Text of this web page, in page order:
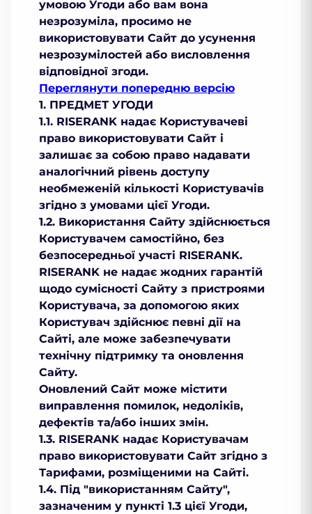
умовою Угоди або вам вона
незрозуміла, просимо не
використовувати Сайт до усунення
незрозумілостей або висловлення
відповідної згоди.
Переглянути попередню версію
1. ПРЕДМЕТ УГОДИ
1.1. RISERANK надає Користувачеві
право використовувати Сайт і
залишає за собою право надавати
аналогічний рівень доступу
необмеженій кількості Користувачів
згідно з умовами цієї Угоди.
1.2. Використання Сайту здійснюється
Користувачем самостійно, без
безпосередньої участі RISERANK.
RISERANK не надає жодних гарантій
щодо сумісності Сайту з пристроями
Користувача, за допомогою яких
Користувач здійснює певні дії на
Сайті, але може забезпечувати
технічну підтримку та оновлення
Сайту.
Оновлений Сайт може містити
виправлення помилок, недоліків,
дефектів та/або інших змін.
1.3. RISERANK надає Користувачам
право використовувати Сайт згідно з
Тарифами, розміщеними на Сайті.
1.4. Під "використанням Сайту",
зазначеним у пункті 1.3 цієї Угоди,